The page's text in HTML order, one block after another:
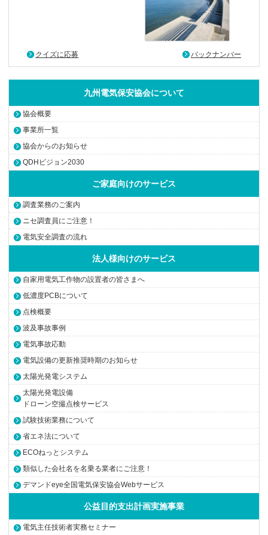
クイズに応募 バックナンバー
九州電気保安協会について
協会概要
事業所一覧
協会からのお知らせ
QDHビジョン2030
ご家庭向けのサービス
調査業務のご案内
ニセ調査員にご注意！
電気安全調査の流れ
法人様向けのサービス
自家用電気工作物の設置者の皆さまへ
低濃度PCBについて
点検概要
波及事故事例
電気事故応動
電気設備の更新推奨時期のお知らせ
太陽光発電システム
太陽光発電設備
ドローン空撮点検サービス
試験技術業務について
省エネ法について
ECOねっとシステム
類似した会社名を名乗る業者にご注意！
デマンドeye全国電気保安協会Webサービス
公益目的支出計画実施事業
電気主任技術者実務セミナー